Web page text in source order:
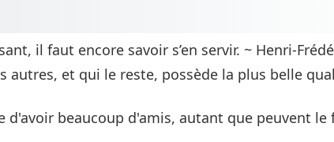
il faut encore savoir s’en servir. ~ Henri-
autres, et qui le reste, possède la plus belle
beaucoup d'amis, autant que peuvent le